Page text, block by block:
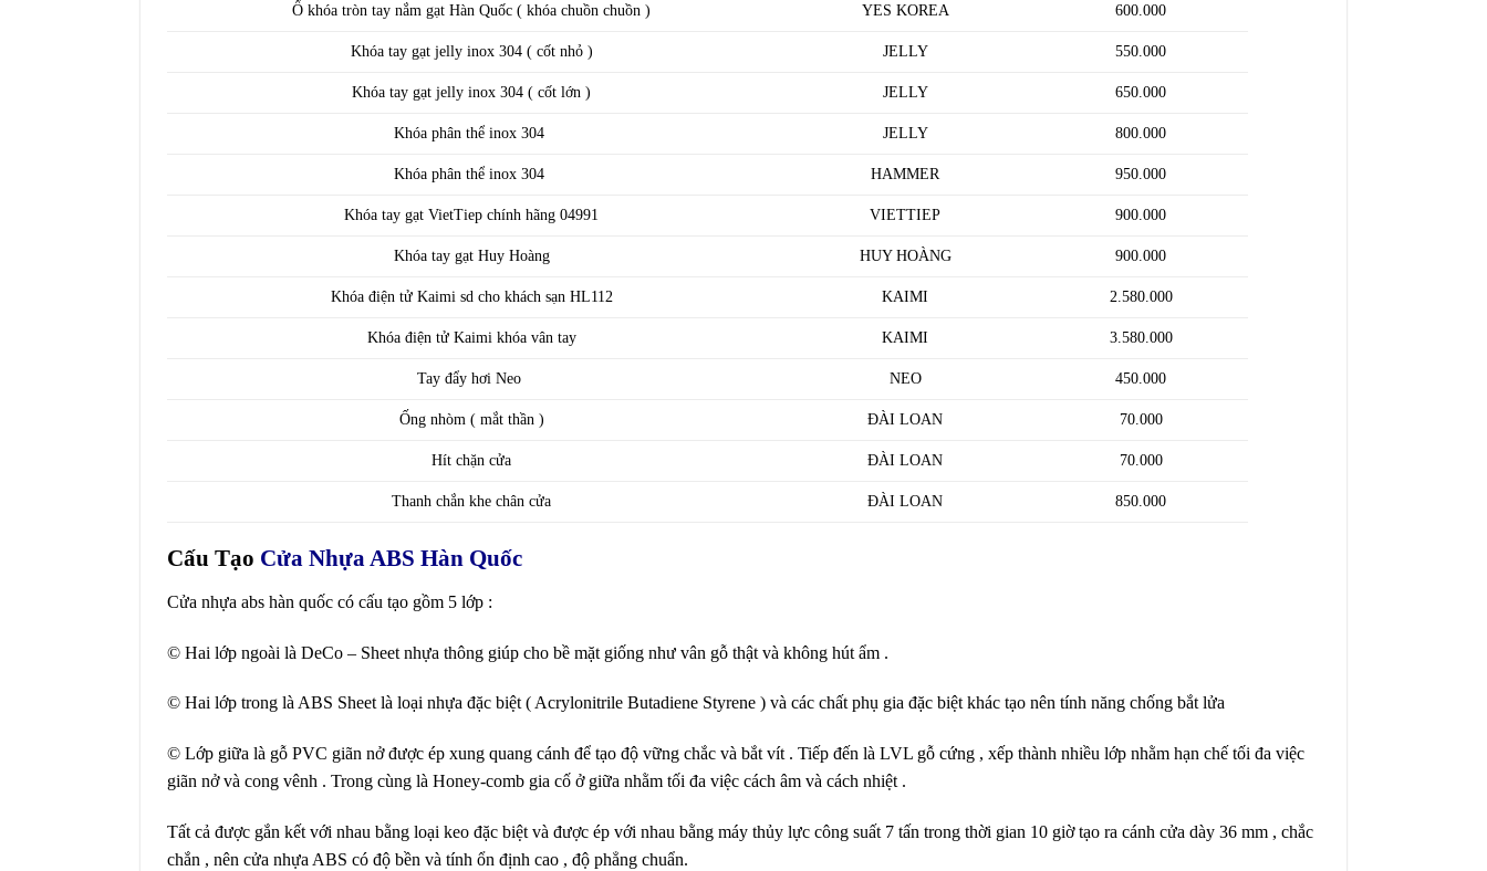
Ổ khóa tròn tay nắm gạt Hàn Quốc ( khóa chuồn chuồn ) YES KOREA 600.000
Khóa tay gạt jelly inox 304 ( cốt nhỏ ) JELLY 550.000
Khóa tay gạt jelly inox 304 ( cốt lớn ) JELLY 650.000
Khóa phân thể inox 304 JELLY 800.000
Khóa phân thể inox 304 HAMMER 950.000
Khóa tay gạt VietTiep chính hãng 04991 VIETTIEP 900.000
Khóa tay gạt Huy Hoàng HUY HOÀNG 900.000
Khóa điện tử Kaimi sd cho khách sạn HL112 KAIMI 2.580.000
Khóa điện tử Kaimi khóa vân tay KAIMI 3.580.000
Tay đẩy hơi Neo NEO 450.000
Ống nhòm ( mắt thần ) ĐÀI LOAN 70.000
Hít chặn cửa ĐÀI LOAN 70.000
Thanh chắn khe chân cửa ĐÀI LOAN 850.000
Cấu Tạo Cửa Nhựa ABS Hàn Quốc
Cửa nhựa abs hàn quốc có cấu tạo gồm 5 lớp :
© Hai lớp ngoài là DeCo – Sheet nhựa thông giúp cho bề mặt giống như vân gỗ thật và không hút ẩm .
© Hai lớp trong là ABS Sheet là loại nhựa đặc biệt ( Acrylonitrile Butadiene Styrene ) và các chất phụ gia đặc biệt khác tạo nên tính năng chống bắt lửa
© Lớp giữa là gỗ PVC giãn nở được ép xung quang cánh để tạo độ vững chắc và bắt vít . Tiếp đến là LVL gỗ cứng , xếp thành nhiều lớp nhằm hạn chế tối đa việc
giãn nở và cong vênh . Trong cùng là Honey-comb gia cố ở giữa nhằm tối đa việc cách âm và cách nhiệt .
Tất cả được gắn kết với nhau bằng loại keo đặc biệt và được ép với nhau bằng máy thủy lực công suất 7 tấn trong thời gian 10 giờ tạo ra cánh cửa dày 36 mm , chắc
chắn , nên cửa nhựa ABS có độ bền và tính ổn định cao , độ phẳng chuẩn.